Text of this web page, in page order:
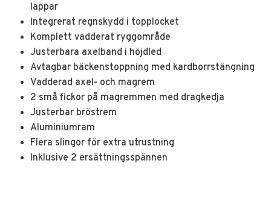
lappar
Integrerat regnskydd i topplocket
Komplett vadderat ryggområde
Justerbara axelband i höjdled
Avtagbar bäckenstoppning med kardborrstängning
Vadderad axel- och magrem
2 små fickor på magremmen med dragkedja
Justerbar bröstrem
Aluminiumram
Flera slingor för extra utrustning
Inklusive 2 ersättningsspännen